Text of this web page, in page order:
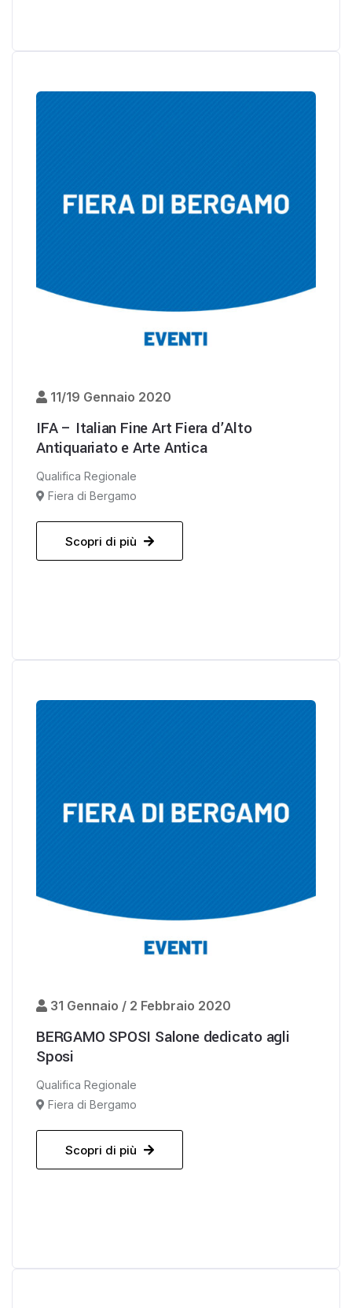
11/19 Gennaio 2020
IFA – Italian Fine Art Fiera d’Alto
Antiquariato e Arte Antica
Qualifica Regionale
Fiera di Bergamo
Scopri di più
31 Gennaio / 2 Febbraio 2020
BERGAMO SPOSI Salone dedicato agli
Sposi
Qualifica Regionale
Fiera di Bergamo
Scopri di più